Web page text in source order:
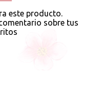
este producto.
sobre tus